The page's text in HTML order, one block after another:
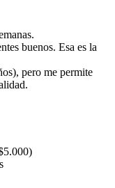
buenos. Esa es la
pero me permite